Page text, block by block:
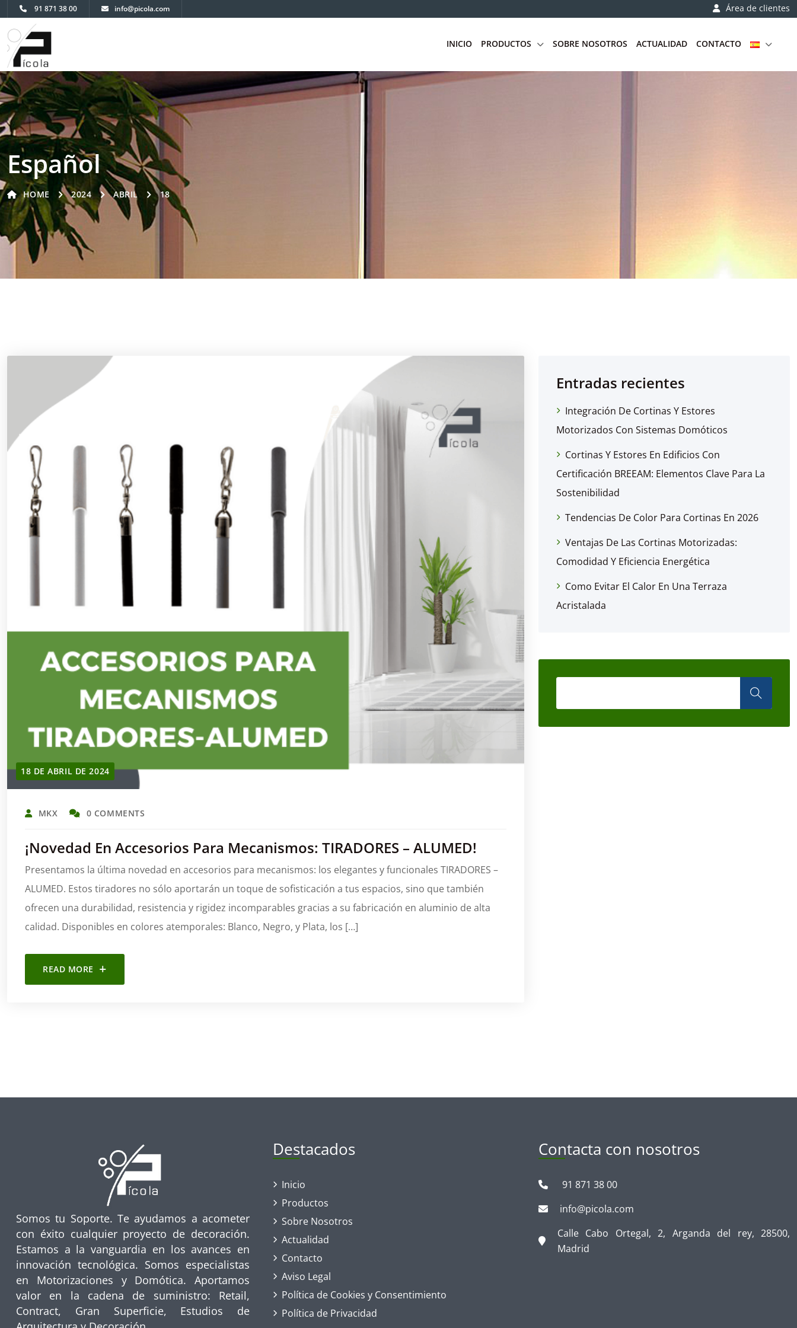
Área de clientes
91 871 38 00 info@picola.com
INICIO PRODUCTOS SOBRE NOSOTROS ACTUALIDAD CONTACTO
Español
HOME 2024 ABRIL 18
18 DE ABRIL DE 2024
MKX 0 COMMENTS
¡Novedad En Accesorios Para Mecanismos: TIRADORES – ALUMED!
Presentamos la última novedad en accesorios para mecanismos: los elegantes y funcionales TIRADORES –
ALUMED. Estos tiradores no sólo aportarán un toque de sofisticación a tus espacios, sino que también
ofrecen una durabilidad, resistencia y rigidez incomparables gracias a su fabricación en aluminio de alta
calidad. Disponibles en colores atemporales: Blanco, Negro, y Plata, los […]
READ MORE
Entradas recientes
Integración De Cortinas Y Estores
Motorizados Con Sistemas Domóticos
Cortinas Y Estores En Edificios Con
Certificación BREEAM: Elementos Clave Para La
Sostenibilidad
Tendencias De Color Para Cortinas En 2026
Ventajas De Las Cortinas Motorizadas:
Comodidad Y Eficiencia Energética
Como Evitar El Calor En Una Terraza
Acristalada
Somos tu Soporte. Te ayudamos a acometer
con éxito cualquier proyecto de decoración.
Estamos a la vanguardia en los avances en
innovación tecnológica. Somos especialistas
en Motorizaciones y Domótica. Aportamos
valor en la cadena de suministro: Retail,
Contract, Gran Superficie, Estudios de
Destacados
Inicio
Productos
Sobre Nosotros
Actualidad
Contacto
Aviso Legal
Política de Cookies y Consentimiento
Política de Privacidad
Contacta con nosotros
91 871 38 00
info@picola.com
Calle Cabo Ortegal, 2, Arganda del rey, 28500,
Madrid